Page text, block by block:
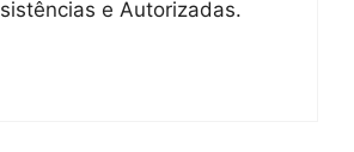
e Autorizadas.